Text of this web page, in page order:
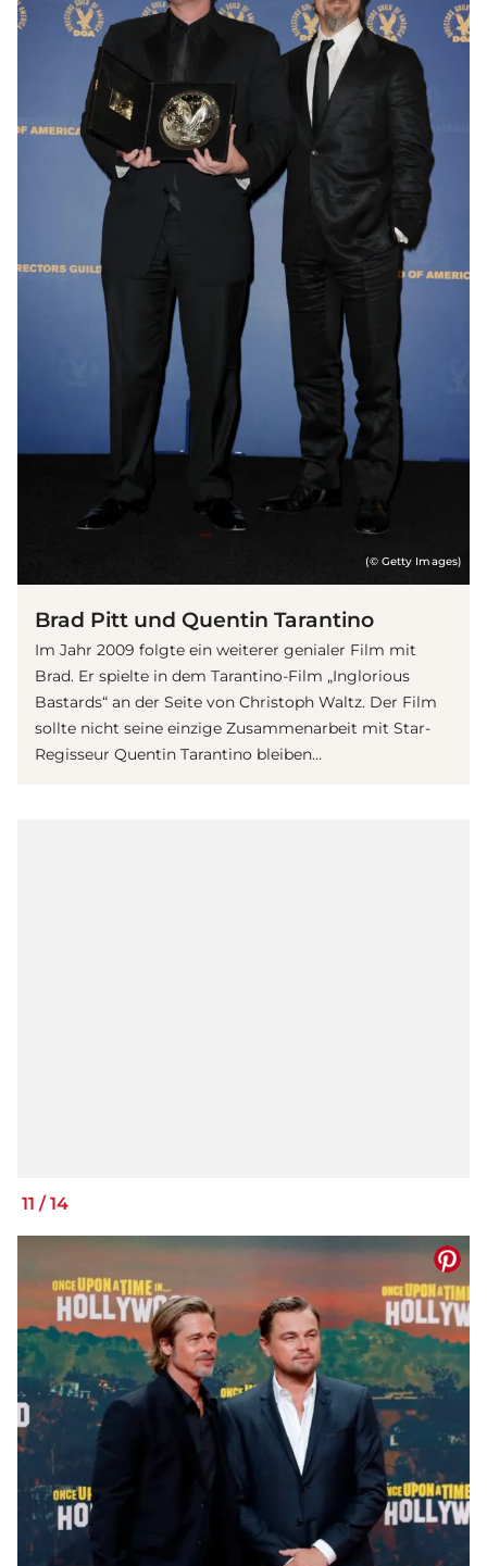
(© Getty Images)
Brad Pitt und Quentin Tarantino
Im Jahr 2009 folgte ein weiterer genialer Film mit
Brad. Er spielte in dem Tarantino-Film „Inglorious
Bastards“ an der Seite von Christoph Waltz. Der Film
sollte nicht seine einzige Zusammenarbeit mit Star-
Regisseur Quentin Tarantino bleiben…
11 /14